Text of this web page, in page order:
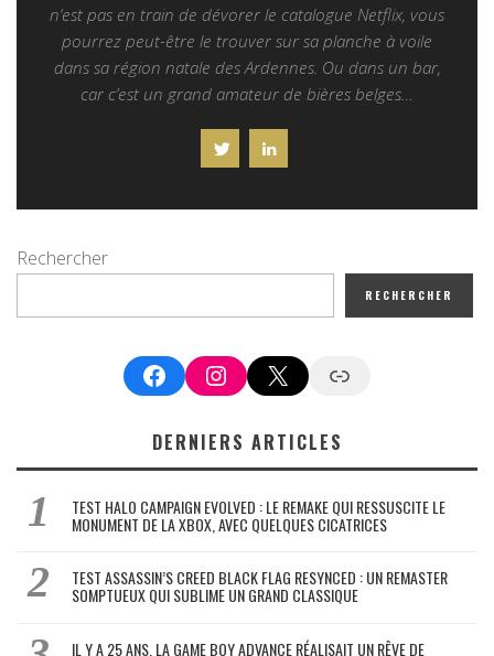
n’est pas en train de dévorer le catalogue Netflix, vous
pourrez peut-être le trouver sur sa planche à voile
dans sa région natale des Ardennes. Ou dans un bar,
car c’est un grand amateur de bières belges…
Rechercher
RECHERCHER
FacebookInstagram
X Google News
DERNIERS ARTICLES
TEST HALO CAMPAIGN EVOLVED : LE REMAKE QUI RESSUSCITE LE
MONUMENT DE LA XBOX, AVEC QUELQUES CICATRICES
TEST ASSASSIN’S CREED BLACK FLAG RESYNCED : UN REMASTER
SOMPTUEUX QUI SUBLIME UN GRAND CLASSIQUE
IL Y A 25 ANS, LA GAME BOY ADVANCE RÉALISAIT UN RÊVE DE